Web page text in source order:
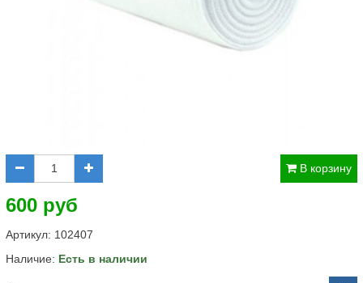
В корзину
600 руб
Артикул: 102407
Наличие: Есть в наличии